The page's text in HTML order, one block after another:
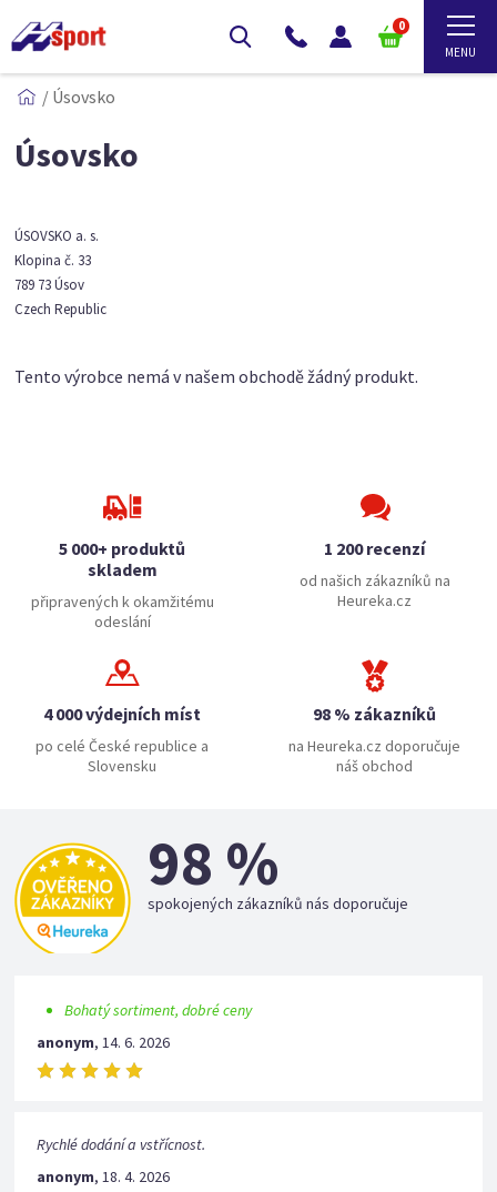
0
/ Úsovsko
Úsovsko
ÚSOVSKO a. s.
Klopina č. 33
789 73 Úsov
Czech Republic
Tento výrobce nemá v našem obchodě žádný produkt.
5 000+ produktů
skladem
připravených k okamžitému
odeslání
1 200 recenzí
od našich zákazníků na
Heureka.cz
4 000 výdejních míst
po celé České republice a
Slovensku
98 % zákazníků
na Heureka.cz doporučuje
náš obchod
98 %
spokojených zákazníků nás doporučuje
Bohatý sortiment, dobré ceny
anonym,14. 6. 2026
Rychlé dodání a vstřícnost.
anonym,18. 4. 2026